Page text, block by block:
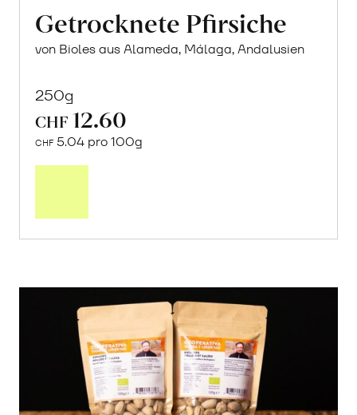
Getrocknete Pfirsiche
von Bioles aus Alameda, Málaga, Andalusien
250g
CHF 12.60
CHF 5.04 pro 100g